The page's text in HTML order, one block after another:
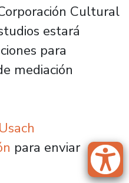
Cultural
estará
para
mediación
podrán
para enviar